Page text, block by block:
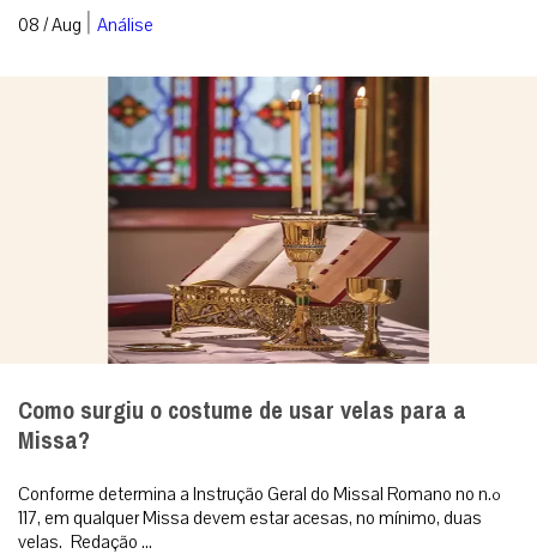
08 / Aug | Análise
Como surgiu o costume de usar velas para a
Missa?
Conforme determina a Instrução Geral do Missal Romano no n.º
117, em qualquer Missa devem estar acesas, no mínimo, duas
velas. Redação ...